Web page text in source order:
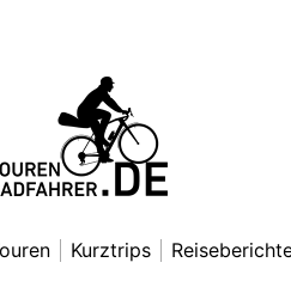
Alexander Lettkemann
Kurztrips